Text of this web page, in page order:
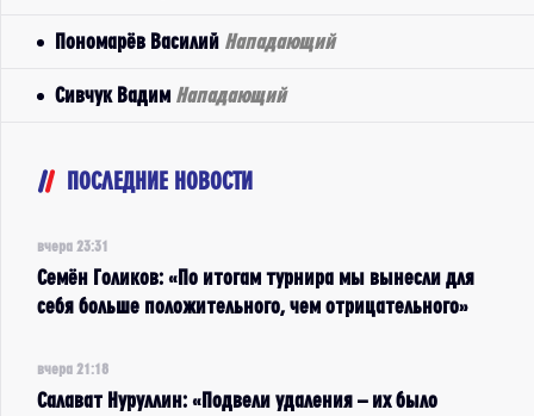
Пономарёв Василий Нападающий
Сивчук Вадим Нападающий
ПОСЛЕДНИЕ НОВОСТИ
вчера 23:31
Семён Голиков: «По итогам турнира мы вынесли для
себя больше положительного, чем отрицательного»
вчера 21:18
Салават Нуруллин: «Подвели удаления – их было